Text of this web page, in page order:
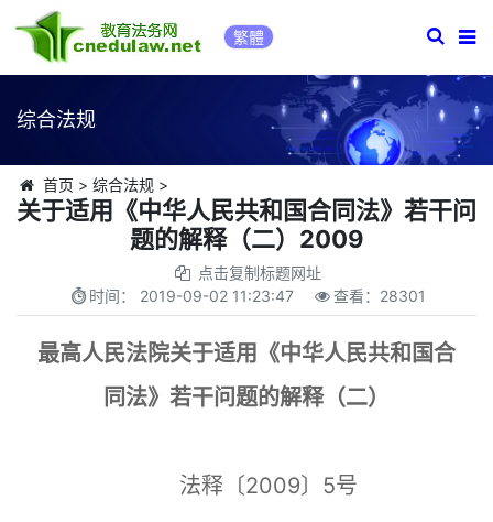
繁體
综合法规
首页 > 综合法规 >
关于适用《中华人民共和国合同法》若干问
题的解释（二）2009
点击复制标题网址
时间： 2019-09-02 11:23:47 查看： 28301
最高人民法院关于适用《中华人民共和国合
同法》若干问题的解释（二）
法释〔2009〕5号